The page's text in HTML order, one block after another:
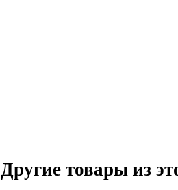
Другие товары из